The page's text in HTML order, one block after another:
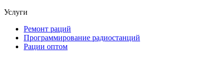
Услуги
Ремонт раций
Программирование радиостанций
Рации оптом